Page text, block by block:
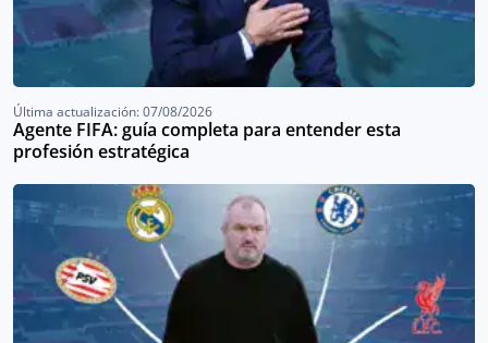
Última actualización: 07/08/2026
Agente FIFA: guía completa para entender esta
profesión estratégica